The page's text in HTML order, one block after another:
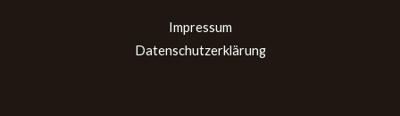
Impressum
Datenschutzerklärung